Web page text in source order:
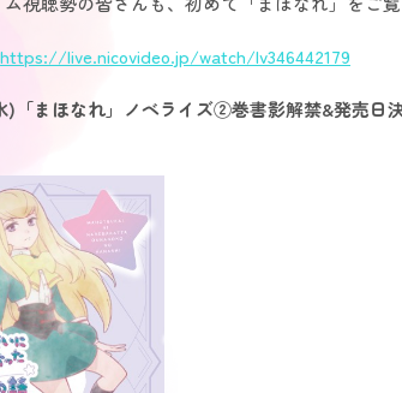
https://live.nicovideo.jp/watch/lv346442179
「まほなれ」ノベライズ②巻書影解禁&発売日決